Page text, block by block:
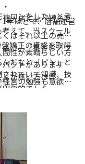
ロンをしたいと考
えて、当スクール
矯正の資格を取得
れていて知識、技
象的でした。
しりと書かれてい
ィシャン時代もか
予想されます。
人店に比べ得ると
に、「集客のノウ
だなと「ピン」と
が無い方は、
アドバイスが聞け
年ほどで、店舗運営
はそれ以上の売り
クトがあります
性が素晴らしい方
営の勉強も意欲的
ウントやメールマ
ご用意させていた
このブログを読ま